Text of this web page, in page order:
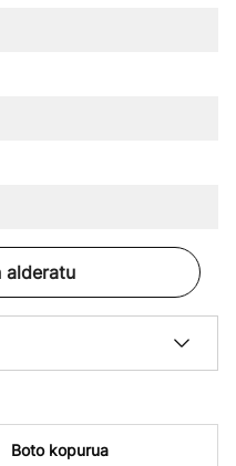
alderatu
Boto kopurua